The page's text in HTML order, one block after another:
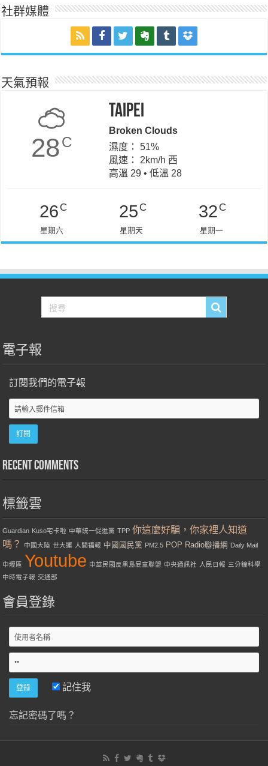
社群媒體
天氣預報
28C
Taipei
Broken Clouds
濕度： 51%
風速： 2km/h 西
高溫 29 • 低溫 28
26 C
星期六
25 C
星期天
32 C
星期一
電子報
訂閱我們的電子報
Recent Comments
標籤雲
Guardian Kuso宅卡啦 中華統一促進黨 TPP 你這麼好騙，你家裡人知道
嗎？
中國大陸 世大運 人間福報 中國國民黨 PM2.5 POP Radio聯播網 Daily Mail
中壢區 Youtube 中華民國反黑島屁童聯盟 中央通訊社 人民日報 三分鐘科學
中時電子報 交通部
會員登錄
記住我
忘記密碼了嗎？